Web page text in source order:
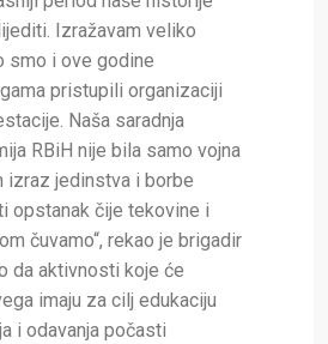
Izražavam veliko
smo i ove godine
pristupili organizaciji
Naša saradnja
RBiH nije bila samo vojna
izraz jedinstva i borbe
opstanak čije tekovine i
čuvamo“, rekao je brigadir
da aktivnosti koje će
imaju za cilj edukaciju
i odavanja počasti